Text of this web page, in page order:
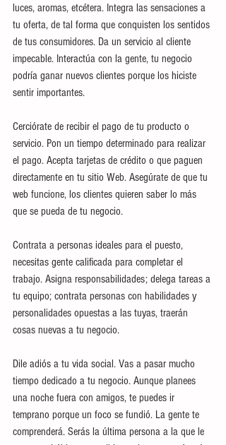
luces, aromas, etcétera. Integra las sensaciones a
tu oferta, de tal forma que conquisten los sentidos
de tus consumidores. Da un servicio al cliente
impecable. Interactúa con la gente, tu negocio
podría ganar nuevos clientes porque los hiciste
sentir importantes.
Cerciórate de recibir el pago de tu producto o
servicio. Pon un tiempo determinado para realizar
el pago. Acepta tarjetas de crédito o que paguen
directamente en tu sitio Web. Asegúrate de que tu
web funcione, los clientes quieren saber lo más
que se pueda de tu negocio.
Contrata a personas ideales para el puesto,
necesitas gente calificada para completar el
trabajo. Asigna responsabilidades; delega tareas a
tu equipo; contrata personas con habilidades y
personalidades opuestas a las tuyas, traerán
cosas nuevas a tu negocio.
Dile adiós a tu vida social. Vas a pasar mucho
tiempo dedicado a tu negocio. Aunque planees
una noche fuera con amigos, te puedes ir
temprano porque un foco se fundió. La gente te
comprenderá. Serás la última persona a la que le